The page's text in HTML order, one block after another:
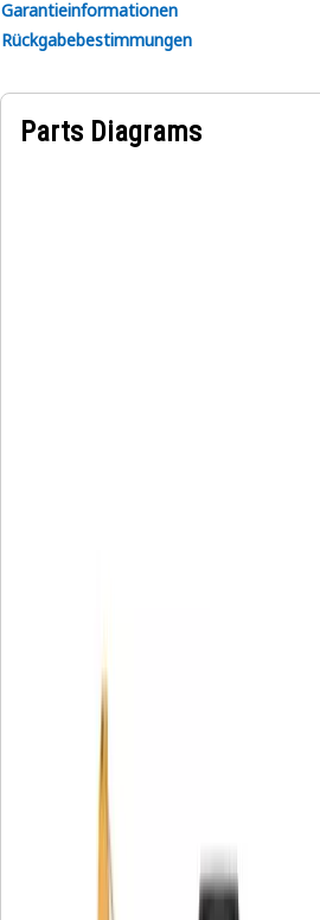
Garantieinformationen
Rückgabebestimmungen
Parts Diagrams